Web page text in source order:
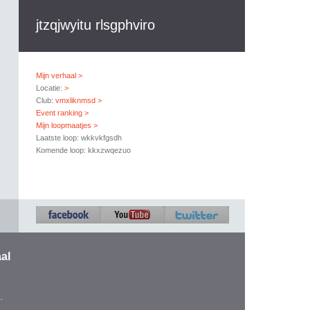
jtzqjwyitu rlsgphviro
Mijn verhaal >
Locatie: >
Club: vmxliknmsd >
Event ranking >
Mijn loopmaatjes >
Laatste loop: wkkvkfgsdh
Komende loop: kkxzwqezuo